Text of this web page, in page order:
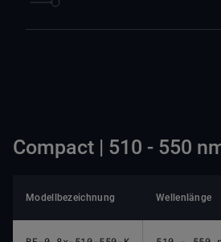
Compact | 510 - 550
Modellbezeichnung Wellenlänge